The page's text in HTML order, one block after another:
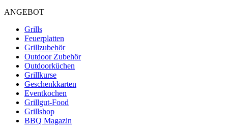
ANGEBOT
Grills
Feuerplatten
Grillzubehör
Outdoor Zubehör
Outdoorküchen
Grillkurse
Geschenkkarten
Eventkochen
Grillgut-Food
Grillshop
BBQ Magazin